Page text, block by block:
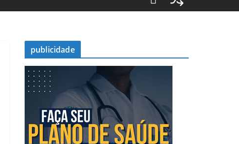
publicidade